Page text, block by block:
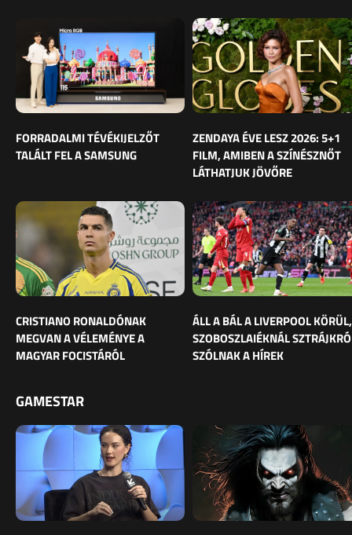
FORRADALMI TÉVÉKIJELZŐT
TALÁLT FEL A SAMSUNG
ZENDAYA ÉVE LESZ 2026: 5+1
FILM, AMIBEN A SZÍNÉSZNŐT
LÁTHATJUK JÖVŐRE
CRISTIANO RONALDÓNAK
MEGVAN A VÉLEMÉNYE A
MAGYAR FOCISTÁRÓL
ÁLL A BÁL A LIVERPOOL KÖRÜL,
SZOBOSZLAIÉKNÁL
SZÓLNAK A HÍREK
GAMESTAR